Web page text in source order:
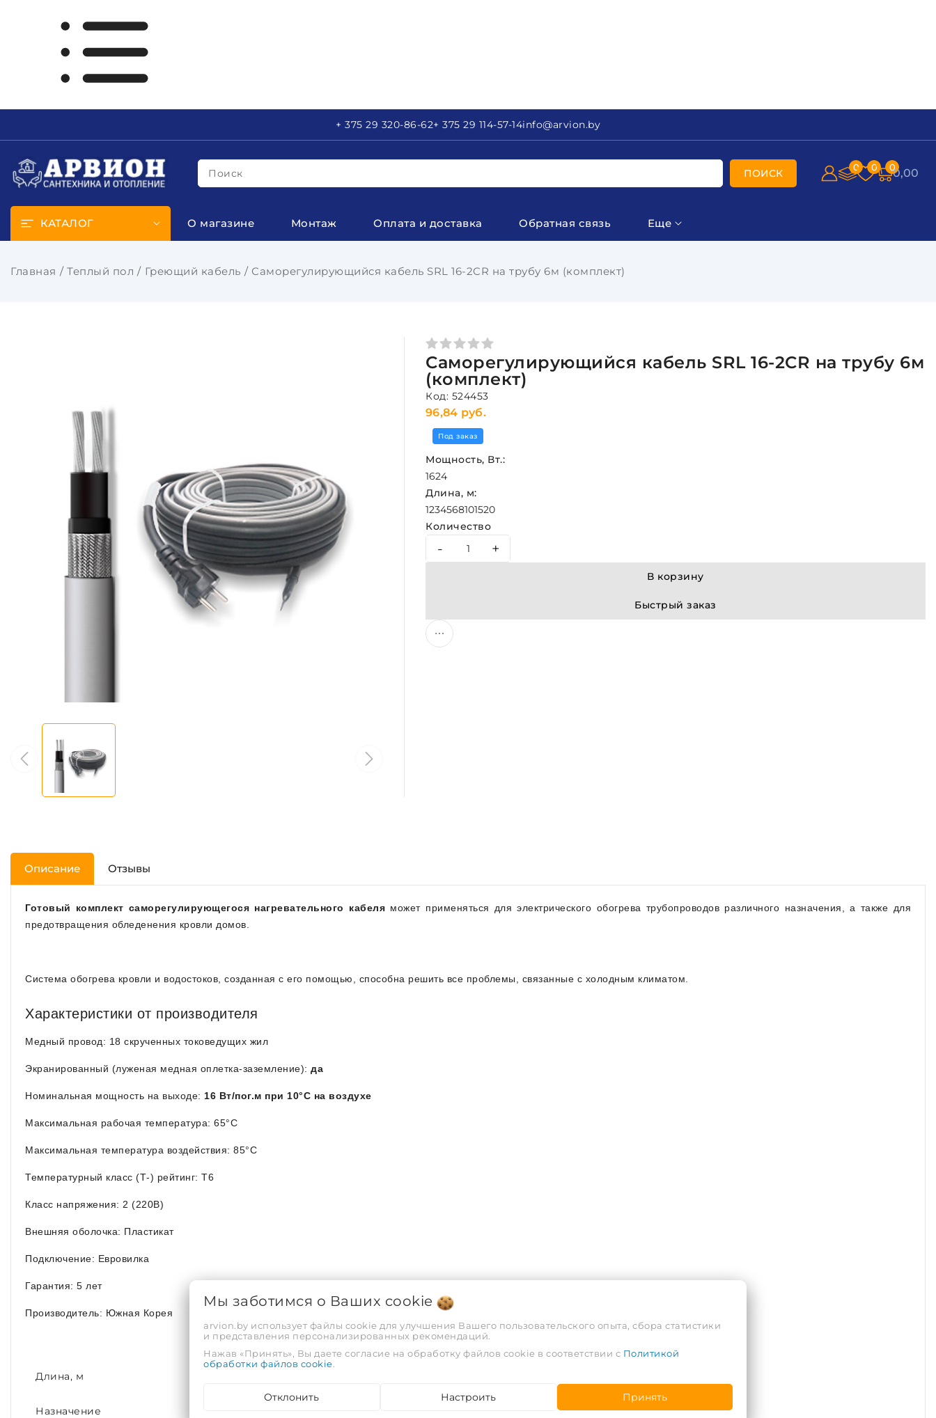
+ 375 29 320-86-62+ 375 29 114-57-14info@arvion.by
Поиск ПОИСК 0 0 00,00
КАТАЛОГ О магазине Монтаж Оплата и доставка Обратная связь Еще
Главная Теплый пол Греющий кабель Саморегулирующийся кабель SRL 16-2CR на трубу 6м (комплект)
Саморегулирующийся кабель SRL 16-2CR на трубу 6м
(комплект)
Код: 524453
96,84 руб.
Под заказ
Мощность, Вт.:
1624
Длина, м:
1234568101520
Количество
- +
В корзину
Быстрый заказ
Описание Отзывы
Готовый комплект саморегулирующегося нагревательного кабеля может применяться для электрического обогрева трубопроводов различного назначения, а также для
предотвращения обледенения кровли домов.
Система обогрева кровли и водостоков, созданная с его помощью, способна решить все проблемы, связанные с холодным климатом.
Характеристики от производителя
Медный провод: 18 скрученных токоведущих жил
Экранированный (луженая медная оплетка-заземление): да
Номинальная мощность на выходе: 16 Вт/пог.м при 10°С на воздухе
Максимальная рабочая температура: 65°C
Максимальная температура воздействия: 85°C
Температурный класс (Т-) рейтинг: T6
Класс напряжения: 2 (220В)
Внешняя оболочка: Пластикат
Подключение: Евровилка
Гарантия: 5 лет
Производитель: Южная Корея
ХАРАКТЕРИСТИКИ
Длина, м
Назначение
Мы заботимся о Ваших cookie
arvion.by использует файлы cookie для улучшения Вашего пользовательского опыта, сбора статистики
и представления персонализированных рекомендаций.
Нажав «Принять», Вы даете согласие на обработку файлов cookie в соответствии с Политикой
обработки файлов cookie.
Отклонить Настроить Принять